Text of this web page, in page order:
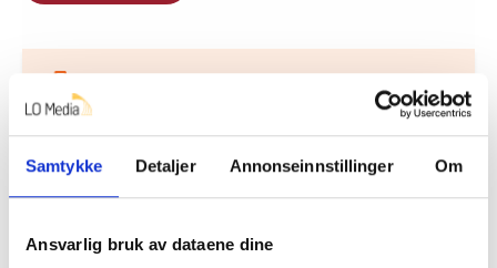
Samtykke Detaljer Annonseinnstillinger Om
Ansvarlig bruk av dataene dine
Nå:5stillingsannonser